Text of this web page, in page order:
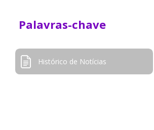
Palavras-chave
Histórico de Notícias